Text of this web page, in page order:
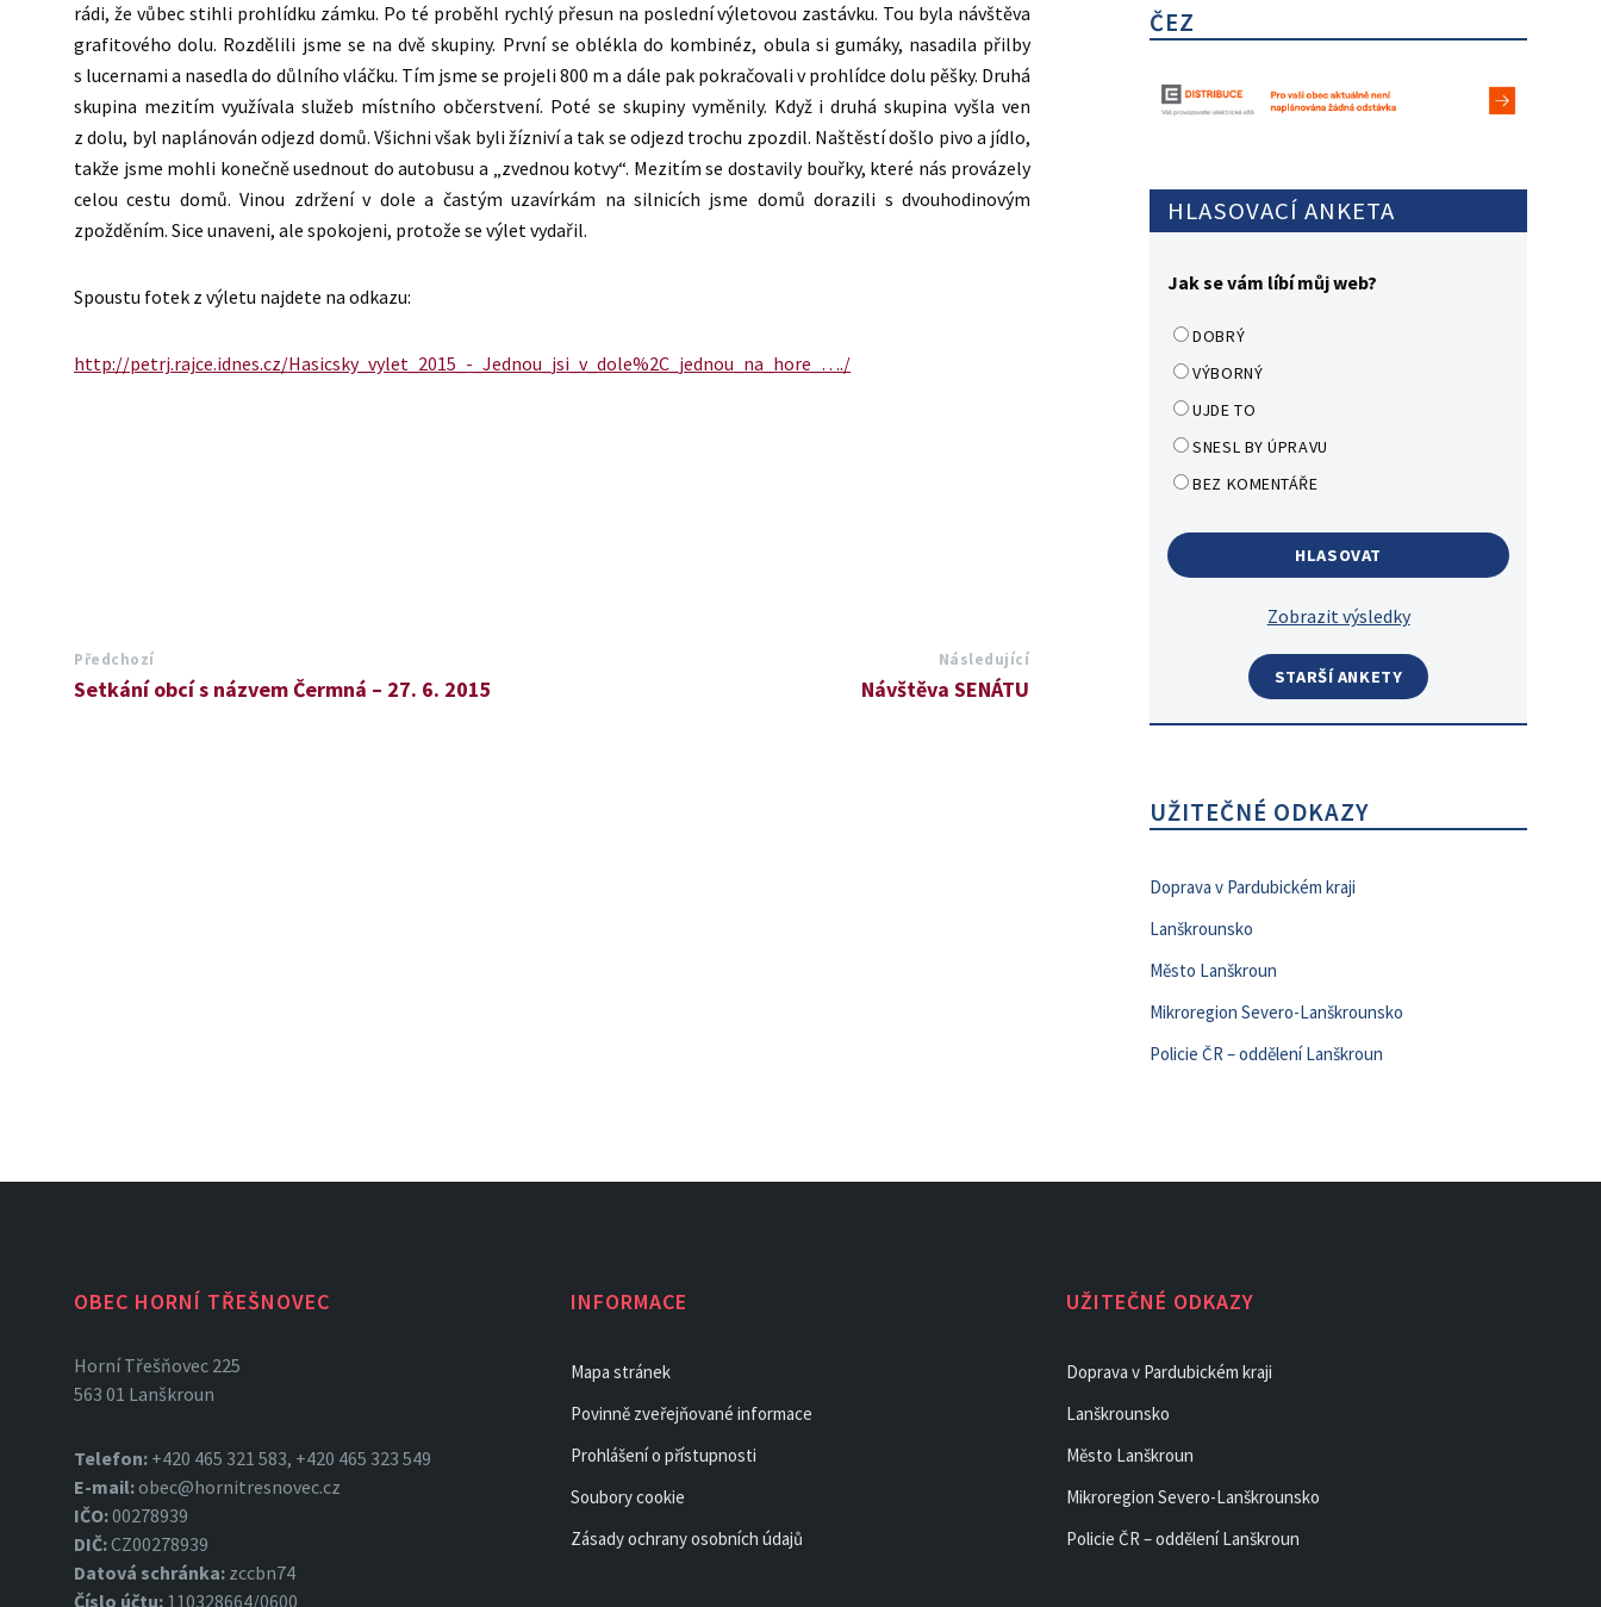
rádi, že vůbec stihli prohlídku zámku. Po té proběhl rychlý přesun na poslední výletovou zastávku. Tou byla návštěva
grafitového dolu. Rozdělili jsme se na dvě skupiny. První se oblékla do kombinéz, obula si gumáky, nasadila přilby
s lucernami a nasedla do důlního vláčku. Tím jsme se projeli 800 m a dále pak pokračovali v prohlídce dolu pěšky. Druhá
skupina mezitím využívala služeb místního občerstvení. Poté se skupiny vyměnily. Když i druhá skupina vyšla ven
z dolu, byl naplánován odjezd domů. Všichni však byli žízniví a tak se odjezd trochu zpozdil. Naštěstí došlo pivo a jídlo,
takže jsme mohli konečně usednout do autobusu a „zvednou kotvy“. Mezitím se dostavily bouřky, které nás provázely
celou cestu domů. Vinou zdržení v dole a častým uzavírkám na silnicích jsme domů dorazili s dvouhodinovým
zpožděním. Sice unaveni, ale spokojeni, protože se výlet vydařil.
Spoustu fotek z výletu najdete na odkazu:
http://petrj.rajce.idnes.cz/Hasicsky_vylet_2015_-_Jednou_jsi_v_dole%2C_jednou_na_hore_…./
Předchozí
Setkání obcí s názvem Čermná – 27. 6. 2015
Následující
Návštěva SENÁTU
ČEZ
HLASOVACÍ ANKETA
Jak se vám líbí můj web?
DOBRÝ
VÝBORNÝ
UJDE TO
SNESL BY ÚPRAVU
BEZ KOMENTÁŘE
Zobrazit výsledky
STARŠÍ ANKETY
UŽITEČNÉ ODKAZY
Doprava v Pardubickém kraji
Lanškrounsko
Město Lanškroun
Mikroregion Severo-Lanškrounsko
Policie ČR – oddělení Lanškroun
OBEC HORNÍ TŘEŠNOVEC
Horní Třešňovec 225
563 01 Lanškroun
Telefon: +420 465 321 583, +420 465 323 549
E-mail:obec@hornitresnovec.cz
IČO:00278939
DIČ:CZ00278939
Datová schránka: zccbn74
Číslo účtu: 110328664/0600
INFORMACE
Mapa stránek
Povinně zveřejňované informace
Prohlášení o přístupnosti
Soubory cookie
Zásady ochrany osobních údajů
UŽITEČNÉ ODKAZY
Doprava v Pardubickém kraji
Lanškrounsko
Město Lanškroun
Mikroregion Severo-Lanškrounsko
Policie ČR – oddělení Lanškroun